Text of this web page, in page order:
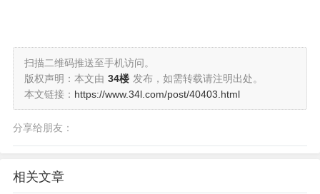
扫描二维码推送至手机访问。
版权声明：本文由 34楼 发布，如需转载请注明出处。
本文链接： https://www.34l.com/post/40403.html
分享给朋友：
相关文章